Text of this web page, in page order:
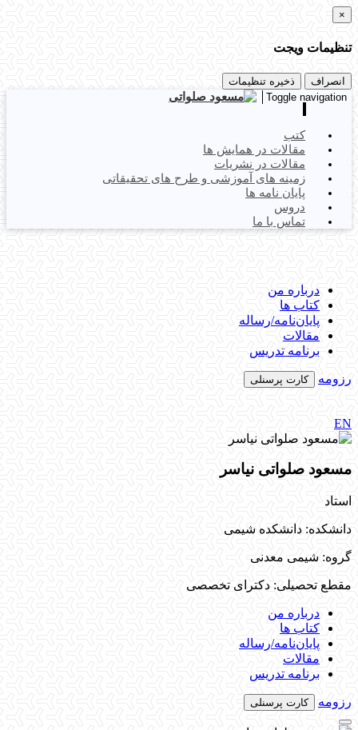
×
تنظیمات ویجت
انصراف
ذخیره تنظیمات
Toggle navigation
کتب
مقالات در همایش ها
مقالات در نشریات
زمینه های آموزشی و طرح های تحقیقاتی
پایان نامه ها
دروس
تماس با ما
درباره من
کتاب ها
پایان‌نامه‌/رساله
مقالات
برنامه تدریس
رزومه کارت پرسنلی
EN
مسعود صلواتی نیاسر
استاد
دانشکده: دانشکده شیمی
گروه: شیمی معدنی
مقطع تحصیلی: دکترای تخصصی
درباره من
کتاب ها
پایان‌نامه‌/رساله
مقالات
برنامه تدریس
رزومه کارت پرسنلی